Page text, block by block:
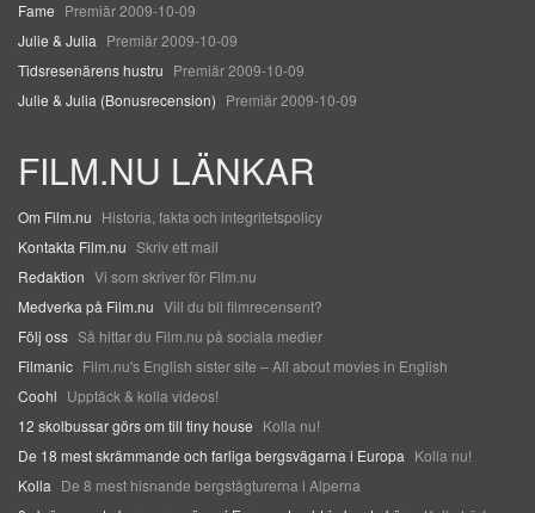
Fame Premiär 2009-10-09
Julie & Julia Premiär 2009-10-09
Tidsresenärens hustru Premiär 2009-10-09
Julie & Julia (Bonusrecension) Premiär 2009-10-09
FILM.NU LÄNKAR
Om Film.nu Historia, fakta och integritetspolicy
Kontakta Film.nu Skriv ett mail
Redaktion Vi som skriver för Film.nu
Medverka på Film.nu Vill du bli filmrecensent?
Följ oss Så hittar du Film.nu på sociala medier
Filmanic Film.nu's English sister site – All about movies in English
Coohl Upptäck & kolla videos!
12 skolbussar görs om till tiny house Kolla nu!
De 18 mest skrämmande och farliga bergsvägarna i Europa Kolla nu!
Kolla De 8 mest hisnande bergstågturerna i Alperna